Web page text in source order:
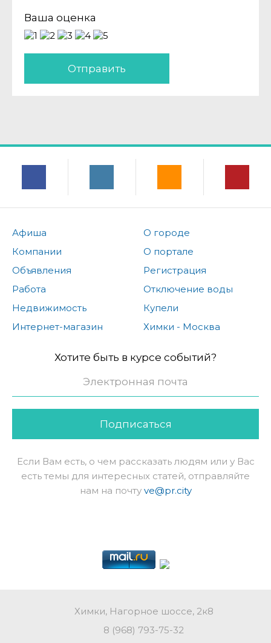
Ваша оценка
Отправить
Афиша
Компании
Объявления
Работа
Недвижимость
Интернет-магазин
О городе
О портале
Регистрация
Отключение воды
Купели
Химки - Москва
Хотите быть в курсе событий?
Подписаться
Если Вам есть, о чем рассказать людям или у Вас
есть темы для интересных статей, отправляйте
нам на почту ve@pr.city
Химки, Нагорное шоссе, 2к8
8 (968) 793-75-32